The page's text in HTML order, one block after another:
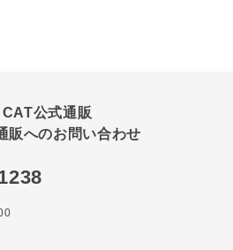
公式通販
販へのお問い合わせ